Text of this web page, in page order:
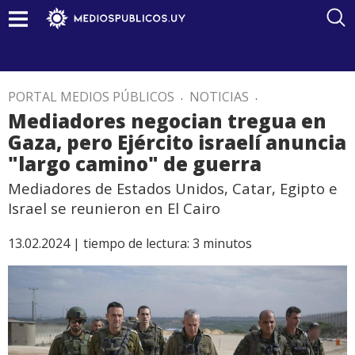
PORTAL MEDIOS PÚBLICOS . NOTICIAS .
Mediadores negocian tregua en
Gaza, pero Ejército israelí anuncia
"largo camino" de guerra
Mediadores de Estados Unidos, Catar, Egipto e
Israel se reunieron en El Cairo
13.02.2024 | tiempo de lectura: 3 minutos